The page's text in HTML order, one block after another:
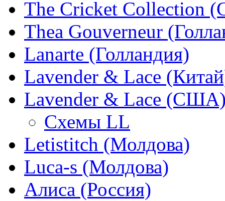
The Cricket Collection
Thea Gouverneur
Lanarte (Голландия)
Lavender & Lace
Lavender & Lace
Схемы LL
Letistitch (Молдова)
Luca-s (Молдова)
Алиса (Россия)